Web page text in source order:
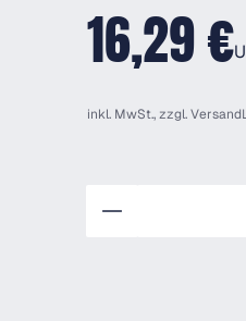
16,29 €
inkl. MwSt., zzgl.Versand